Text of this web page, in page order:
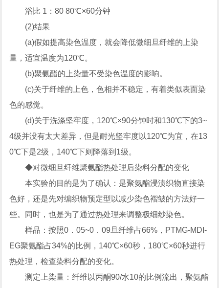
浴比 1：80 80℃×60分钟
(2)结果
(a)假如提高染色温度，就会降低微细旦纤维的上染
量，适宜温度为120℃。
(b)聚氨酯的上染量不受染色温度的影响。
(c)关于纤维的上色，色相并不稳定，有着类似表面染
色的感觉。
(d)关于洗涤坚牢度，120℃×90分钟时和130℃下的3~
4级并没有太大差异，但是耐光坚牢度以120℃为宜，在13
0℃下是2级，140℃下则降落到1级。
◆对微细旦纤维聚氨酯热处理后染料分配的变化
本实验的目的是为了确认：是聚氨酯浸渍织物直接染
色好，还是先对编织物预定型以减少染色褶皱的方法好一
些。同时，也是为了通过热处理来调整极细纱染色。
样品：按照0．05~0．09旦纤维占66%，PTMG-MDI-
EG聚氨酯占34%的比例，140℃×60秒，180℃×60秒进行
热处理，检查染料分配的变化。
测定上染量：纤维以丙酮90/水10的比例流出，聚氨酯